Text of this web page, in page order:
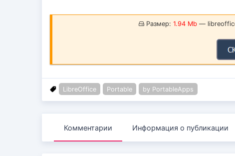
Размер: 1.94 Mb —
LibreOffice Portable by PortableApps
Комментарии Информация о публикации